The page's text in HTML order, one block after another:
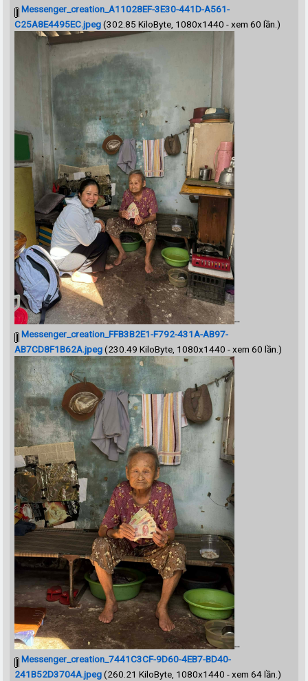
Messenger_creation_A11028EF-3E30-441D-A561-
C25A8E4495EC.jpeg(302.85 KiloByte, 1080x1440 - xem 60 lần.)
--
Messenger_creation_FFB3B2E1-F792-431A-AB97-
AB7CD8F1B62A.jpeg(230.49 KiloByte, 1080x1440 - xem 60 lần.)
--
Messenger_creation_7441C3CF-9D60-4EB7-BD40-
241B52D3704A.jpeg(260.21 KiloByte, 1080x1440 - xem 64 lần.)